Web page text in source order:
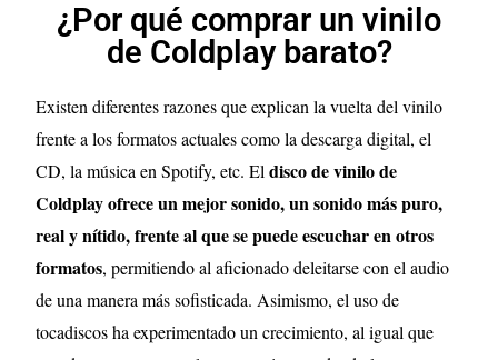
¿Por qué comprar un vinilo
de Coldplay barato?
Existen diferentes razones que explican la vuelta del vinilo
frente a los formatos actuales como la descarga digital, el
CD, la música en Spotify, etc. El disco de vinilo de
Coldplay ofrece un mejor sonido, un sonido más puro,
real y nítido, frente al que se puede escuchar en otros
formatos, permitiendo al aficionado deleitarse con el audio
de una manera más sofisticada. Asimismo, el uso de
tocadiscos ha experimentado un crecimiento, al igual que